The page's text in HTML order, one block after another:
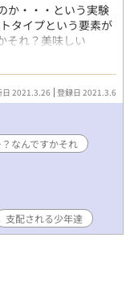
か・・・という実験
タイプという要素が
それ？美味しい
「美少年」が好き
一目瞭然ですが、個
して追求しておりま
実は半分「少年趣
た、流行り（？）
リエーションと言
・・・そんなワケ
たのですが、書い
♂が書くＢＬという
のです！ ＢＬ小説
、♂の特性であり、
、なんと言っても♂
・・・シンプルで
でワカランやん
」「ひらけチュー
日 2021.3.26 登録日 2021.3.6
なんですかそれ
支配される少年達